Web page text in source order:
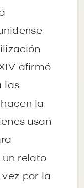
afirmó
las
la
usan
un relato
por la